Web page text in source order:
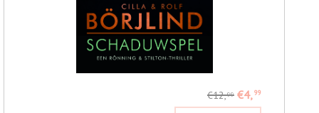
€12,99 €4,99